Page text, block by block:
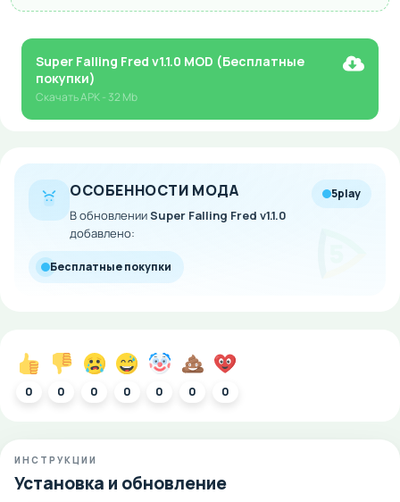
Super Falling Fred v1.1.0 MOD (Бесплатные
покупки)
СкачатьAPK- 32 Mb
ОСОБЕННОСТИ МОДА
В обновленииSuper Falling Fred v1.1.0
добавлено:
5play
Бесплатные покупки
0 0 0 0 0 0 0
ИНСТРУКЦИИ
Установка и обновление